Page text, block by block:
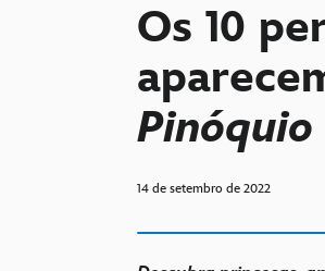
Os 10
Pinóquio
14 de setembro de 2022